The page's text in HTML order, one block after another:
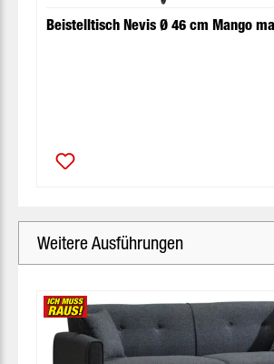
Beistelltisch Nevis Ø 46 cm Mango
Weitere Ausführungen